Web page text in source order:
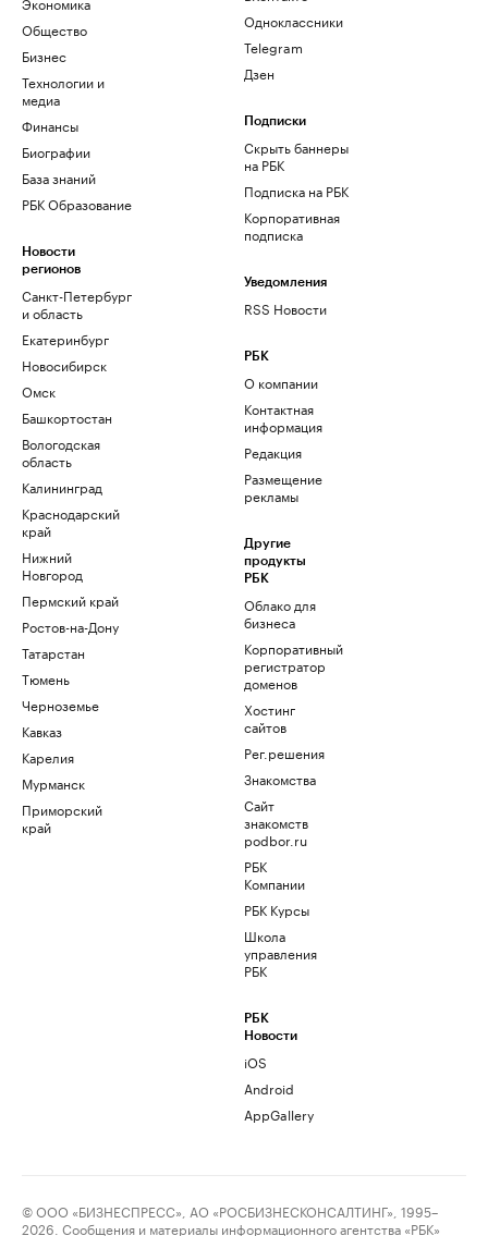
Общество
Бизнес
Технологии и
медиа
Финансы
Биографии
База знаний
РБК Образование
Новости
регионов
Санкт-Петербург
и область
Екатеринбург
Новосибирск
Омск
Башкортостан
Вологодская
область
Калининград
Краснодарский
край
Нижний
Новгород
Пермский край
Ростов-на-Дону
Татарстан
Тюмень
Черноземье
Кавказ
Карелия
Мурманск
Приморский
край
Одноклассники
Telegram
Дзен
Подписки
Скрыть баннеры
на РБК
Подписка на РБК
Корпоративная
подписка
Уведомления
RSS Новости
РБК
О компании
Контактная
информация
Редакция
Размещение
рекламы
Другие
продукты
РБК
Облако для
бизнеса
Корпоративный
регистратор
доменов
Хостинг
сайтов
Рег.решения
Знакомства
Сайт
знакомств
podbor.ru
РБК
Компании
РБК Курсы
Школа
управления
РБК
РБК
Новости
iOS
Android
AppGallery
© ООО «БИЗНЕСПРЕСС», АО «РОСБИЗНЕСКОНСАЛТИНГ», 1995–
2026. Сообщения и материалы информационного агентства «РБК»